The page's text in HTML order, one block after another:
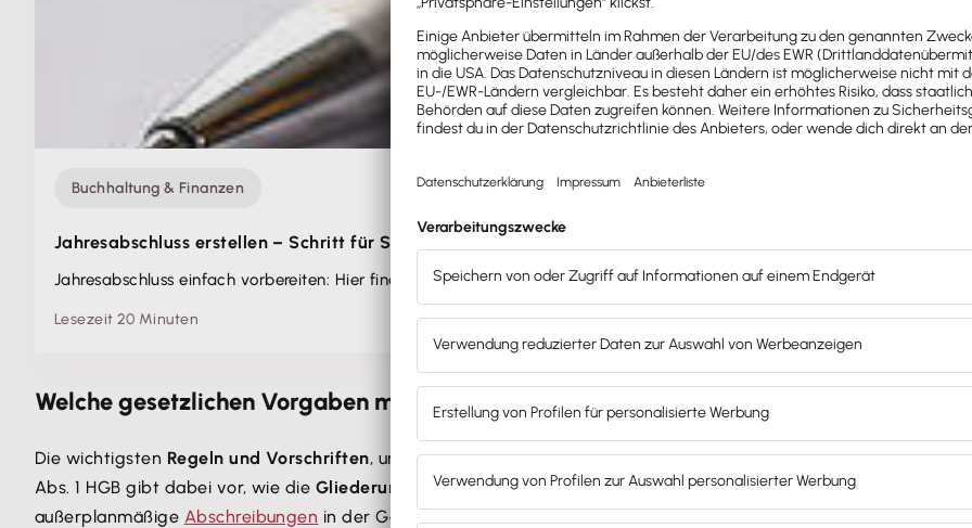
Buchhaltung & Finanzen
Jahresabschluss erstellen – Schritt für Schritt
Jahresabschluss einfach vorbereiten: Hier findest du Tipps, Fristen & Hinweise zu Bilanz und
Lesezeit 20 Minuten
Welche gesetzlichen Vorgaben müssen bei der GuV beachtet werden?
Die wichtigsten Regeln und Vorschriften, um eine Gewinn- und Verlustrechnung zu erstellen,findest du im
Abs. 1 HGB gibt dabei vor, wie die Gliederung der GuVzu erfolgen hat. In § 277 HGB ist definiert, was z.B.
außerplanmäßige Abschreibungen in der Gewinn- und Verlustrechnung sind. Hier eineÜbersicht aller relevanten